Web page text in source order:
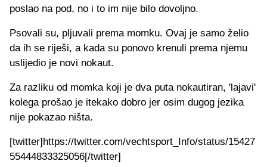
poslao na pod, no i to im nije bilo dovoljno.
Psovali su, pljuvali prema momku. Ovaj je samo želio
da ih se riješi, a kada su ponovo krenuli prema njemu
uslijedio je novi nokaut.
Za razliku od momka koji je dva puta nokautiran, 'lajavi'
kolega prošao je itekako dobro jer osim dugog jezika
nije pokazao ništa.
[twitter]https://twitter.com/vechtsport_Info/status/15427
55444833325056[/twitter]